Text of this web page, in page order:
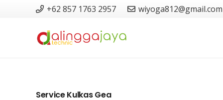
+62 857 1763 2957 wiyoga812@gmail.com
Service Kulkas Gea